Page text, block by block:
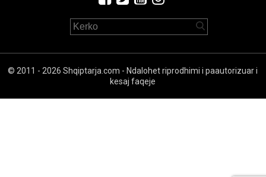
© 2011 - 2026 Shqiptarja.com - Ndalohet riprodhimi i paautorizuar i
kesaj faqeje